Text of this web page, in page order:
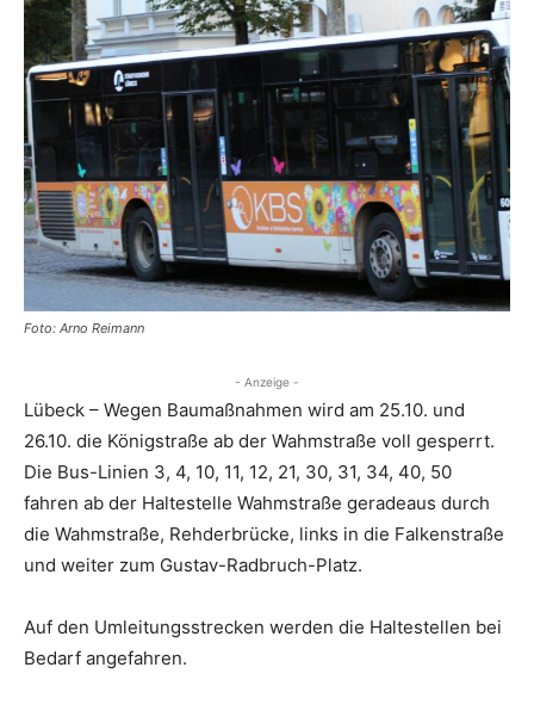
Foto: Arno Reimann
- Anzeige -
Lübeck – Wegen Baumaßnahmen wird am 25.10. und
26.10. die Königstraße ab der Wahmstraße voll gesperrt.
Die Bus-Linien 3, 4, 10, 11, 12, 21, 30, 31, 34, 40, 50
fahren ab der Haltestelle Wahmstraße geradeaus durch
die Wahmstraße, Rehderbrücke, links in die Falkenstraße
und weiter zum Gustav-Radbruch-Platz.
Auf den Umleitungsstrecken werden die Haltestellen bei
Bedarf angefahren.